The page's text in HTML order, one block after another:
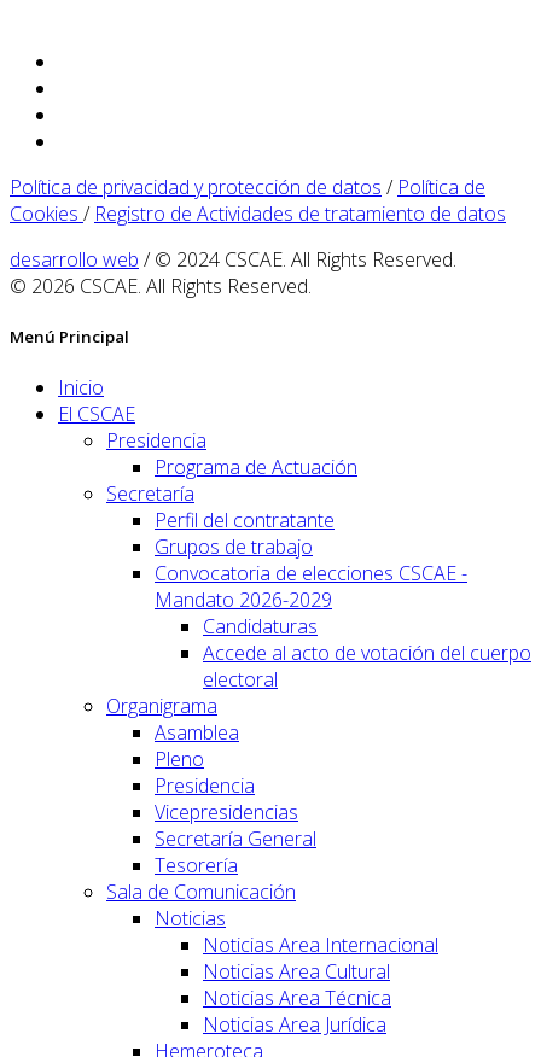
Política de privacidad y protección de datos / Política de
Cookies / Registro de Actividades de tratamiento de datos
desarrollo web / © 2024 CSCAE. All Rights Reserved.
© 2026 CSCAE. All Rights Reserved.
Menú Principal
Inicio
El CSCAE
Presidencia
Programa de Actuación
Secretaría
Perfil del contratante
Grupos de trabajo
Convocatoria de elecciones CSCAE -
Mandato 2026-2029
Candidaturas
Accede al acto de votación del cuerpo
electoral
Organigrama
Asamblea
Pleno
Presidencia
Vicepresidencias
Secretaría General
Tesorería
Sala de Comunicación
Noticias
Noticias Area Internacional
Noticias Area Cultural
Noticias Area Técnica
Noticias Area Jurídica
Hemeroteca